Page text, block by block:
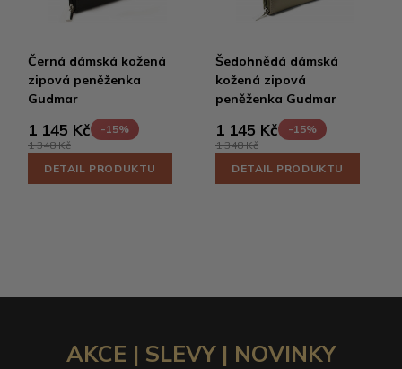
Černá dámská kožená
zipová peněženka
Gudmar
1 145 Kč
-15%
1 348 Kč
DETAIL PRODUKTU
Šedohnědá dámská
kožená zipová
peněženka Gudmar
1 145 Kč
-15%
1 348 Kč
DETAIL PRODUKTU
AKCE | SLEVY | NOVINKY